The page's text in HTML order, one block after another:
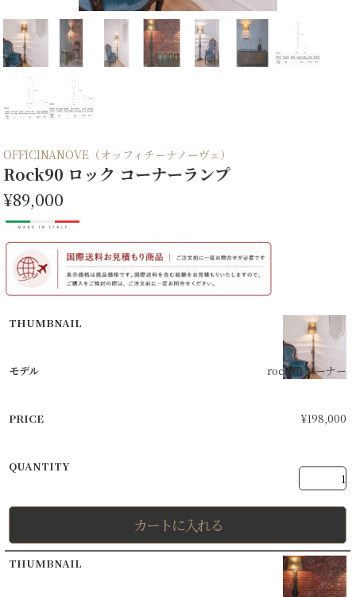
OFFICINANOVE（オッフィチーナノーヴェ）
Rock90 ロック コーナーランプ
¥89,000
rock90 コーナー
¥198,000
カートに入れる